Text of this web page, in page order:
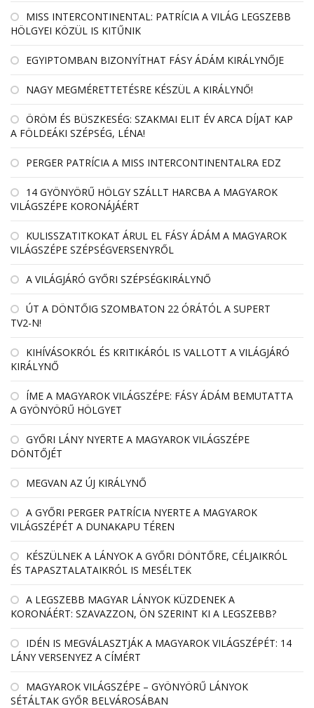
MISS INTERCONTINENTAL: PATRÍCIA A VILÁG LEGSZEBB
HÖLGYEI KÖZÜL IS KITŰNIK
EGYIPTOMBAN BIZONYÍTHAT FÁSY ÁDÁM KIRÁLYNŐJE
NAGY MEGMÉRETTETÉSRE KÉSZÜL A KIRÁLYNŐ!
ÖRÖM ÉS BÜSZKESÉG: SZAKMAI ELIT ÉV ARCA DÍJAT KAP
A FÖLDEÁKI SZÉPSÉG, LÉNA!
PERGER PATRÍCIA A MISS INTERCONTINENTALRA EDZ
14 GYÖNYÖRŰ HÖLGY SZÁLLT HARCBA A MAGYAROK
VILÁGSZÉPE KORONÁJÁÉRT
KULISSZATITKOKAT ÁRUL EL FÁSY ÁDÁM A MAGYAROK
VILÁGSZÉPE SZÉPSÉGVERSENYRŐL
A VILÁGJÁRÓ GYŐRI SZÉPSÉGKIRÁLYNŐ
ÚT A DÖNTŐIG SZOMBATON 22 ÓRÁTÓL A SUPERT
TV2-N!
KIHÍVÁSOKRÓL ÉS KRITIKÁRÓL IS VALLOTT A VILÁGJÁRÓ
KIRÁLYNŐ
ÍME A MAGYAROK VILÁGSZÉPE: FÁSY ÁDÁM BEMUTATTA
A GYÖNYÖRŰ HÖLGYET
GYŐRI LÁNY NYERTE A MAGYAROK VILÁGSZÉPE
DÖNTŐJÉT
MEGVAN AZ ÚJ KIRÁLYNŐ
A GYŐRI PERGER PATRÍCIA NYERTE A MAGYAROK
VILÁGSZÉPÉT A DUNAKAPU TÉREN
KÉSZÜLNEK A LÁNYOK A GYŐRI DÖNTŐRE, CÉLJAIKRÓL
ÉS TAPASZTALATAIKRÓL IS MESÉLTEK
A LEGSZEBB MAGYAR LÁNYOK KÜZDENEK A
KORONÁÉRT: SZAVAZZON, ÖN SZERINT KI A LEGSZEBB?
IDÉN IS MEGVÁLASZTJÁK A MAGYAROK VILÁGSZÉPÉT: 14
LÁNY VERSENYEZ A CÍMÉRT
MAGYAROK VILÁGSZÉPE – GYÖNYÖRŰ LÁNYOK
SÉTÁLTAK GYŐR BELVÁROSÁBAN